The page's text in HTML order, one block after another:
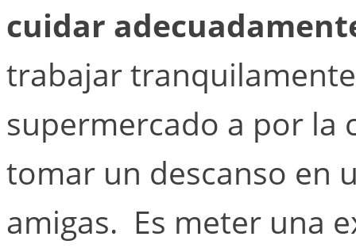
cuidar
trabajar
supermercado a por
tomar un descanso en
amigas. Es meter una